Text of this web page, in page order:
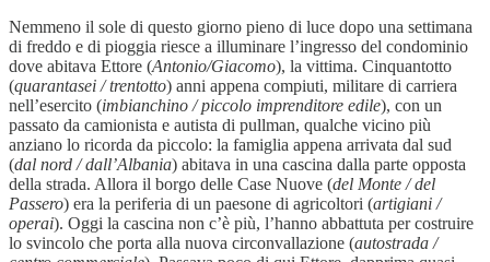
Nemmeno il sole di questo giorno pieno di luce dopo una settimana
di freddo e di pioggia riesce a illuminare l’ingresso del condominio
dove abitava Ettore (Antonio/Giacomo), la vittima. Cinquantotto
(quarantasei / trentotto) anni appena compiuti, militare di carriera
nell’esercito (imbianchino / piccolo imprenditore edile), con un
passato da camionista e autista di pullman, qualche vicino più
anziano lo ricorda da piccolo: la famiglia appena arrivata dal sud
(dal nord / dall’Albania) abitava in una cascina dalla parte opposta
della strada. Allora il borgo delle Case Nuove (del Monte / del
Passero) era la periferia di un paesone di agricoltori (artigiani /
operai). Oggi la cascina non c’è più, l’hanno abbattuta per costruire
lo svincolo che porta alla nuova circonvallazione (autostrada /